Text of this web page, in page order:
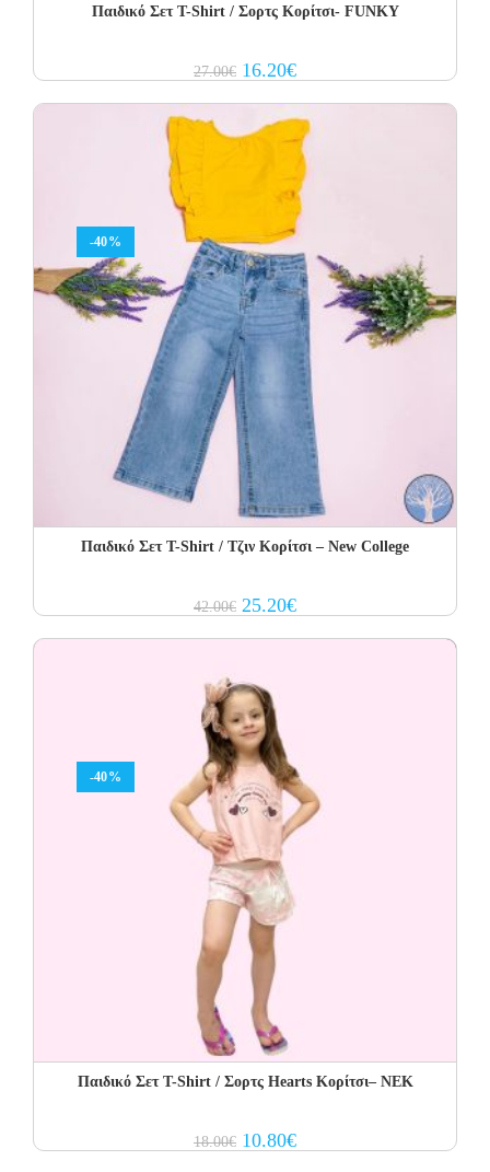
Παιδικό Σετ Τ-Shirt / Σορτς Κορίτσι- FUNKY
27.00€ Original
price
16.20€Current
price
16.20€.
-40%
Παιδικό Σετ Τ-Shirt / Τζιν Κορίτσι – New College
42.00€ Original
price
25.20€Current
price
-40%
Παιδικό Σετ T-Shirt / Σορτς Hearts Κορίτσι– NEK
18.00€ Original
price
10.80€Current
price